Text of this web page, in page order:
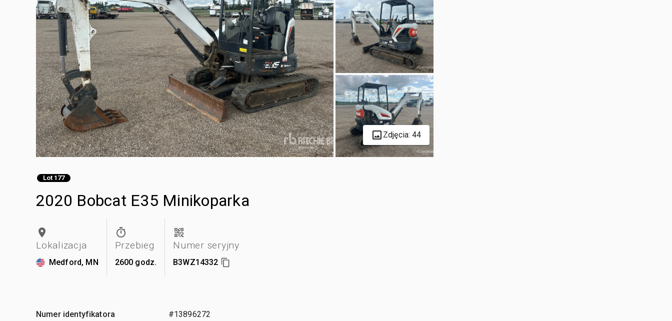
Zdjęcia: 44
Lot 177
2020 Bobcat E35 Minikoparka
Lokalizacja
Medford, MN
Przebieg
2600 godz.
Numer seryjny
B3WZ14332
Numer identyfikatora #13896272